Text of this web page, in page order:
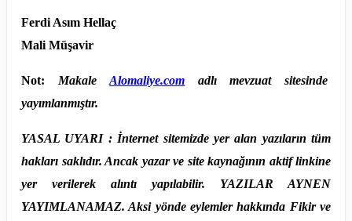
Ferdi Asım Hellaç
Mali Müşavir
Not: MakaleAlomaliye.com adlı mevzuat sitesinde
yayımlanmıştır.
YASAL UYARI : İnternet sitemizde yer alan yazıların tüm
hakları saklıdır. Ancak yazar ve site kaynağının aktif linkine
yer verilerek alıntı yapılabilir. YAZILAR AYNEN
YAYIMLANAMAZ. Aksi yönde eylemler hakkında Fikir ve